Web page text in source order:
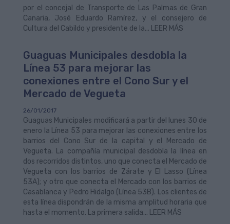
por el concejal de Transporte de Las Palmas de Gran
Canaria, José Eduardo Ramírez, y el consejero de
Cultura del Cabildo y presidente de la... LEER MÁS
Guaguas Municipales desdobla la
Línea 53 para mejorar las
conexiones entre el Cono Sur y el
Mercado de Vegueta
26/01/2017
Guaguas Municipales modificará a partir del lunes 30 de
enero la Línea 53 para mejorar las conexiones entre los
barrios del Cono Sur de la capital y el Mercado de
Vegueta. La compañía municipal desdobla la línea en
dos recorridos distintos, uno que conecta el Mercado de
Vegueta con los barrios de Zárate y El Lasso (Línea
53A); y otro que conecta el Mercado con los barrios de
Casablanca y Pedro Hidalgo (Línea 53B). Los clientes de
esta línea dispondrán de la misma amplitud horaria que
hasta el momento. La primera salida... LEER MÁS